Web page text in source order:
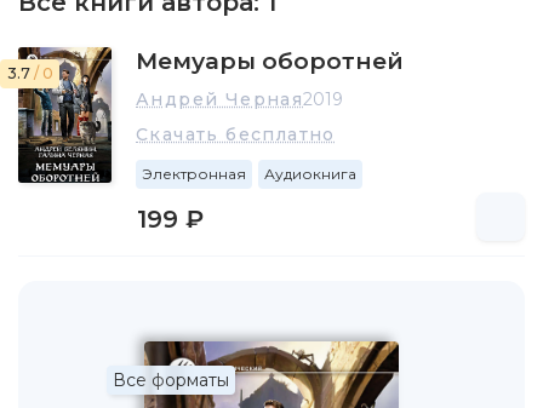
3.7 / 0 Мемуары оборотней
Андрей Черная2019
Скачать бесплатно
Электронная Аудиокнига
199 ₽
Все форматы